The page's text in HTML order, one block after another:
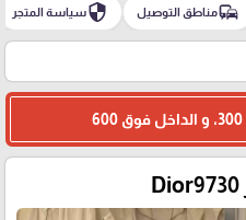
commuteمناطق التوصيل securityسياسة المتجر